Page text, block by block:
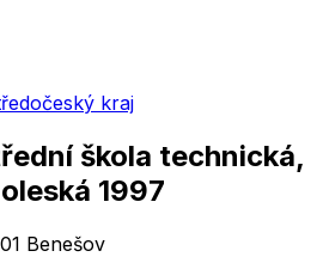
kraj
škola technická,
1997
Benešov